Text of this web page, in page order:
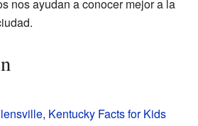
nos ayudan a conocer mejor a la
Kentucky Facts for Kids